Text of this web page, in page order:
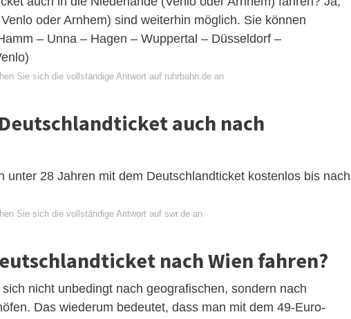
oder Arnhem) sind weiterhin möglich. Sie können
– Unna – Hagen – Wuppertal – Düsseldorf –
Sie sich die vollständige Antwort auf ruhrbahn.de an
auch nach
unter 28 Jahren mit dem Deutschlandticket kostenlos bis nach
Sie sich die vollständige Antwort auf swr.de an
nach Wien fahren?
nicht unbedingt nach geografischen, sondern nach
Das wiederum bedeutet, dass man mit dem 49-Euro-